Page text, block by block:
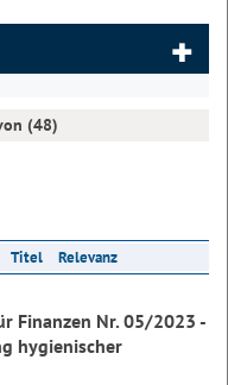
(48)
Titel Relevanz
Finanzen Nr. 05/2023 -
hygienischer